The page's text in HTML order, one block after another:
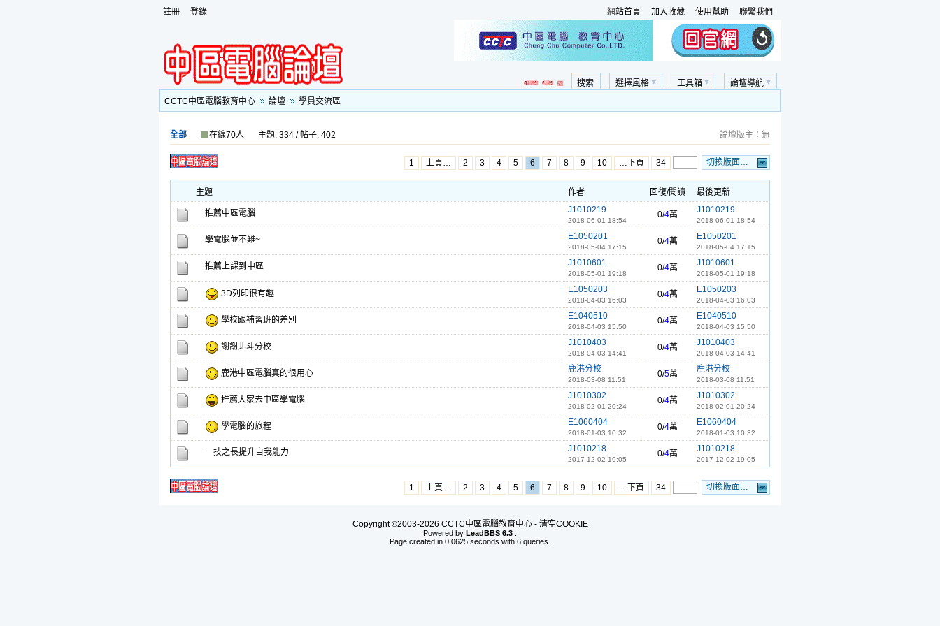
註冊 登錄 網站首頁 加入收藏 使用幫助 聯繫我們
論壇導航
工具箱
選擇風格
搜索
CCTC中區電腦教育中心
論壇 學員交流區
全部 在線70人 主題: 334 / 帖子: 402 論壇版主：無
切換版面…
1 上頁… 2 3 4 5 6 7 8 9 10 …下頁 34
主題 作者 回復/閱讀 最後更新
推薦中區電腦 J1010219
2018-06-01 18:54
0/4萬 J1010219
2018-06-01 18:54
學電腦並不難~ E1050201
2018-05-04 17:15
0/4萬 E1050201
2018-05-04 17:15
推薦上課到中區 J1010601
2018-05-01 19:18
0/4萬 J1010601
2018-05-01 19:18
3D列印很有趣 E1050203
2018-04-03 16:03
0/4萬 E1050203
2018-04-03 16:03
學校跟補習班的差別 E1040510
2018-04-03 15:50
0/4萬 E1040510
2018-04-03 15:50
謝謝北斗分校 J1010403
2018-04-03 14:41
0/4萬 J1010403
2018-04-03 14:41
鹿港中區電腦真的很用心 鹿港分校
2018-03-08 11:51
0/5萬 鹿港分校
2018-03-08 11:51
推薦大家去中區學電腦 J1010302
2018-02-01 20:24
0/4萬 J1010302
2018-02-01 20:24
學電腦的旅程 E1060404
2018-01-03 10:32
0/4萬 E1060404
2018-01-03 10:32
一技之長提升自我能力 J1010218
2017-12-02 19:05
0/4萬 J1010218
2017-12-02 19:05
切換版面…
1 上頁… 2 3 4 5 6 7 8 9 10 …下頁 34
Copyright©2003-2026 CCTC中區電腦教育中心 - 清空COOKIE
Powered by LeadBBS 6.3
Page created in 0.0625 seconds with 6 queries.